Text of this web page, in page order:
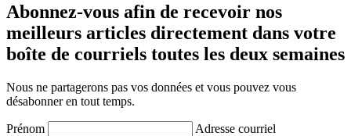
Abonnez-vous afin de recevoir nos
meilleurs articles directement dans votre
boîte de courriels toutes les deux semaines
Nous ne partagerons pas vos données et vous pouvez vous
désabonner en tout temps.
Prénom Adresse courriel